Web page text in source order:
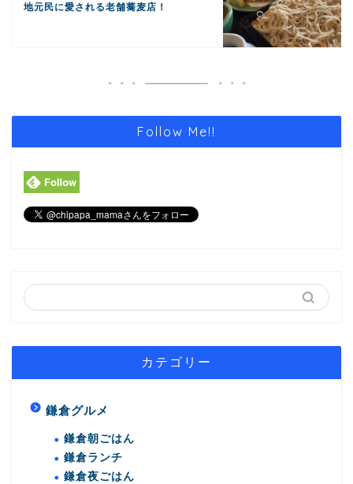
地元民に愛される老舗蕎麦店！
Follow Me!!
カテゴリー
鎌倉グルメ
鎌倉朝ごはん
鎌倉ランチ
鎌倉夜ごはん